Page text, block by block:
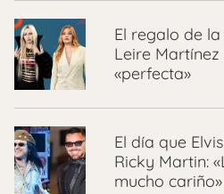
El regalo de
Leire
«perfecta»
El día que
Ricky Martin:
mucho cariño»